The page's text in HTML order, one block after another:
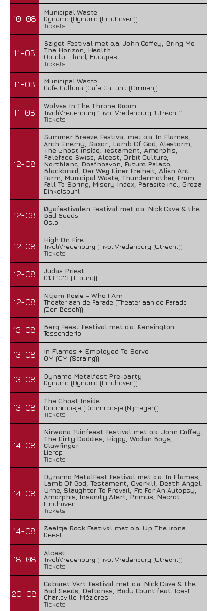
10-08
Municipal Waste
Dynamo (Dynamo (Eindhoven))
Tickets
11-08
Sziget Festival met o.a. John Coffey, Bring Me
The Horizon, Health
Óbudai Eiland, Budapest
Tickets
11-08
Municipal Waste
Cafe Calluna (Cafe Calluna (Ommen))
11-08
Wolves In The Throne Room
TivoliVredenburg (TivoliVredenburg (Utrecht))
Tickets
12-08
Summer Breeze Festival met o.a. In Flames,
Arch Enemy, Saxon, Lamb Of God, Alestorm,
The Ghost Inside, Testament, Amorphis,
Paleface Swiss, Alcest, Orbit Culture,
Northlane, Deafheaven, Future Palace,
Blackbraid, Der Weg Einer Freiheit, Alien Ant
Farm, Municipal Waste, Thundermother, From
Fall To Spring, Misery Index, Parasite inc., Groza
Dinkelsbühl
12-08
Øyafestivalen Festival met o.a. Nick Cave & the
Bad Seeds
Oslo
12-08
High On Fire
TivoliVredenburg (TivoliVredenburg (Utrecht))
Tickets
12-08
Judas Priest
013 (013 (Tilburg))
12-08
Ntjam Rosie - Who I Am
Theater aan de Parade (Theater aan de Parade
(Den Bosch))
13-08
Berg Feest Festival met o.a. Kensington
Tessenderlo
13-08
In Flames + Employed To Serve
OM (OM (Seraing))
13-08
Dynamo Metalfest Pre-party
Dynamo (Dynamo (Eindhoven))
13-08
The Ghost Inside
Doornroosje (Doornroosje (Nijmegen))
Tickets
14-08
Nirwana Tuinfeest Festival met o.a. John Coffey,
The Dirty Daddies, Hiqpy, Wodan Boys,
Clawfinger
Lierop
Tickets
14-08
Dynamo MetalFest Festival met o.a. In Flames,
Lamb Of God, Testament, Overkill, Death Angel,
Urne, Slaughter To Prevail, Fit For An Autopsy,
Amorphis, Insanity Alert, Primus, Necrot
Eindhoven
Tickets
14-08
Zeeltje Rock Festival met o.a. Up The Irons
Deest
18-08
Alcest
TivoliVredenburg (TivoliVredenburg (Utrecht))
Tickets
20-08
Cabaret Vert Festival met o.a. Nick Cave & the
Bad Seeds, Deftones, Body Count feat. Ice-T
Charleville-Mézières
Tickets